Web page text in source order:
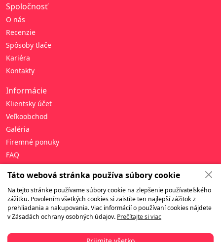
Spoločnosť
O nás
Recenzie
Spôsoby tlače
Kariéra
Kontakty
Informácie
Klientsky účet
Veľkoobchod
Galéria
Firemné ponuky
FAQ
Pomoc
Zásady ochrany osobných údajov
Zmluvné podmienky
Záruka a vrátenie tovaru
Platba
Táto webová stránka používa súbory cookie
Na tejto stránke používame súbory cookie na zlepšenie používateľského
zážitku. Povolením všetkých cookies si zaistíte ten najlepší zážitok z
prehliadania a nakupovania. Viac informácií o používaní cookies nájdete
v Zásadách ochrany osobných údajov. Prečítajte si viac